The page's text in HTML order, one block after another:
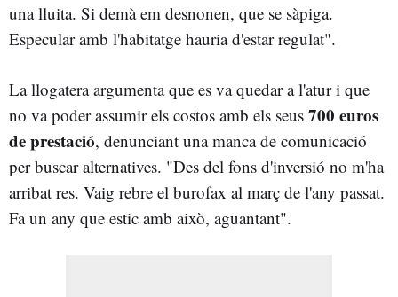
una lluita. Si demà em desnonen, que se sàpiga.
Especular amb l'habitatge hauria d'estar regulat".
La llogatera argumenta que es va quedar a l'atur i que
no va poder assumir els costos amb els seus 700 euros
de prestació, denunciant una manca de comunicació
per buscar alternatives. "Des del fons d'inversió no m'ha
arribat res. Vaig rebre el burofax al març de l'any passat.
Fa un any que estic amb això, aguantant".